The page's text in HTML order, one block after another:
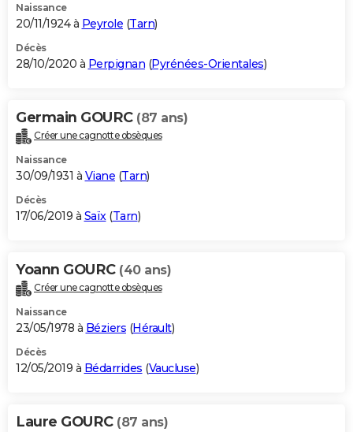
Naissance
20/11/1924 à Peyrole (Tarn)
Décès
28/10/2020 à Perpignan (Pyrénées-Orientales)
Germain GOURC (87 ans)
Créer une cagnotte obsèques
Naissance
30/09/1931 à Viane (Tarn)
Décès
17/06/2019 à Saïx(Tarn)
Yoann GOURC (40 ans)
Créer une cagnotte obsèques
Naissance
23/05/1978 à Béziers (Hérault)
Décès
12/05/2019 à Bédarrides (Vaucluse)
Laure GOURC (87 ans)